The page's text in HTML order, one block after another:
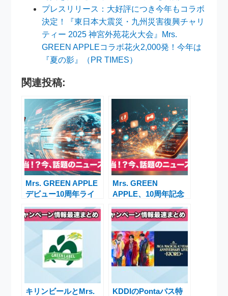
プレスリリース：大好評につき今年もコラボ
決定！『東日本大震災・九州災害復興チャリ
ティー 2025 神宮外苑花火大会』Mrs.
GREEN APPLEコラボ花火2,000発！今年は
『夏の影』（PR TIMES）
関連投稿:
Mrs. GREEN APPLE
デビュー10周年ライ
10 YEARS
ANNIVERSARY LIVE
〜FJORD〜」はテレ
ビ・ネットでライブビ
ューイング＆9月には
一挙放送も決定！大森
元貴が「とんでもな
い」公演に意欲
Mrs. GREEN
APPLE、10周年記念
『FJORD』で10万人
動員と映画同時公開の
快挙
キリンビールとMrs.
KDDIのPontaパス特